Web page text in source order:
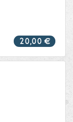
20,00 €